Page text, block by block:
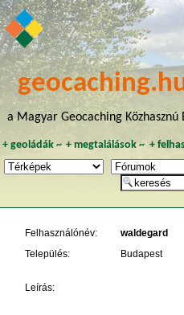
a Magyar Geocaching
+ geoládák~ + megtalálások ~ +
Felhasználónév:
waldegard
Település:
Budapest
Leírás: